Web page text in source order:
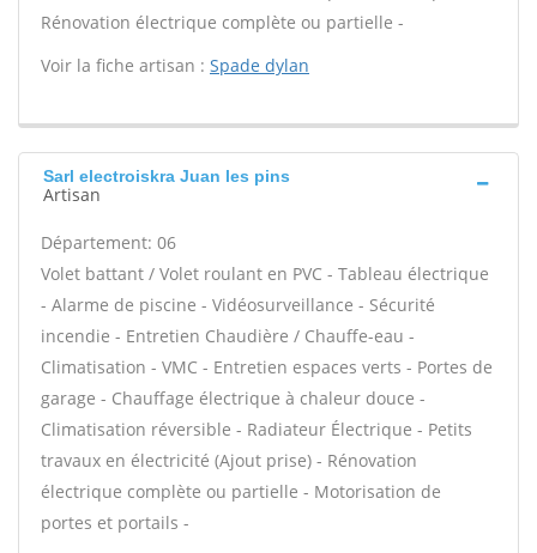
Rénovation électrique complète ou partielle -
Voir la fiche artisan : Spade dylan
Sarl electroiskra Juan les pins
Artisan
Département: 06
Volet battant / Volet roulant en PVC - Tableau électrique
- Alarme de piscine - Vidéosurveillance - Sécurité
incendie - Entretien Chaudière / Chauffe-eau -
Climatisation - VMC - Entretien espaces verts - Portes de
garage - Chauffage électrique à chaleur douce -
Climatisation réversible - Radiateur Électrique - Petits
travaux en électricité (Ajout prise) - Rénovation
électrique complète ou partielle - Motorisation de
portes et portails -